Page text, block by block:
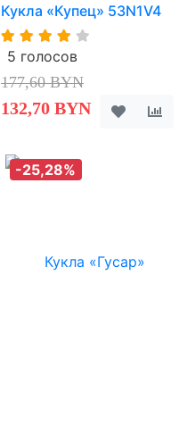
Кукла «Купец» 53N1V4
5 голосов
177,60 BYN
132,70 BYN
-25,28%